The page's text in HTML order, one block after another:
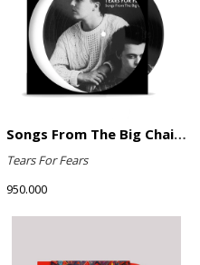
Songs From The Big Chair (Picture Disc)
Tears For Fears
950.000